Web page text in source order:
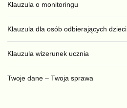
Klauzula o monitoringu
Klauzula dla osób odbierających dzieci
Klauzula wizerunek ucznia
Twoje dane – Twoja sprawa